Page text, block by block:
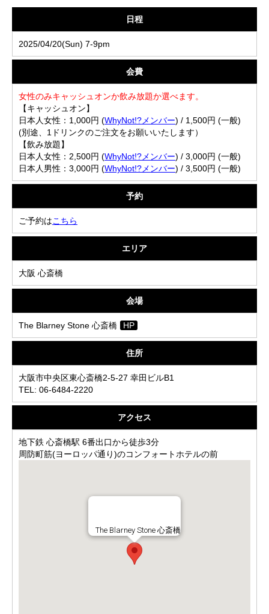
日程
2025/04/20(Sun) 7-9pm
会費
女性のみキャッシュオンか飲み放題か選べます。
【キャッシュオン】
日本人女性：1,000円 (WhyNot!?メンバー) / 1,500円 (一般)
(別途、1ドリンクのご注文をお願いいたします）
【飲み放題】
日本人女性：2,500円 (WhyNot!?メンバー) / 3,000円 (一般)
日本人男性：3,000円 (WhyNot!?メンバー) / 3,500円 (一般)
予約
ご予約はこちら
エリア
大阪 心斎橋
会場
The Blarney Stone 心斎橋 HP
住所
大阪市中央区東心斎橋2-5-27 幸田ビルB1
TEL: 06-6484-2220
アクセス
地下鉄 心斎橋駅 6番出口から徒歩3分
周防町筋(ヨーロッパ通り)のコンフォートホテルの前
The Blarney Stone 心斎橋